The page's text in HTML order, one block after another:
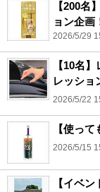
【200名
ョン企画
2026/5/29
【10名
レッショ
2026/5/22
【使っ
2026/5/15
【イベ